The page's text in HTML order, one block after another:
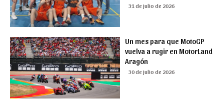
31 de julio de 2026
Un mes para que MotoGP
vuelva a rugir en MotorLand
Aragón
30 de julio de 2026